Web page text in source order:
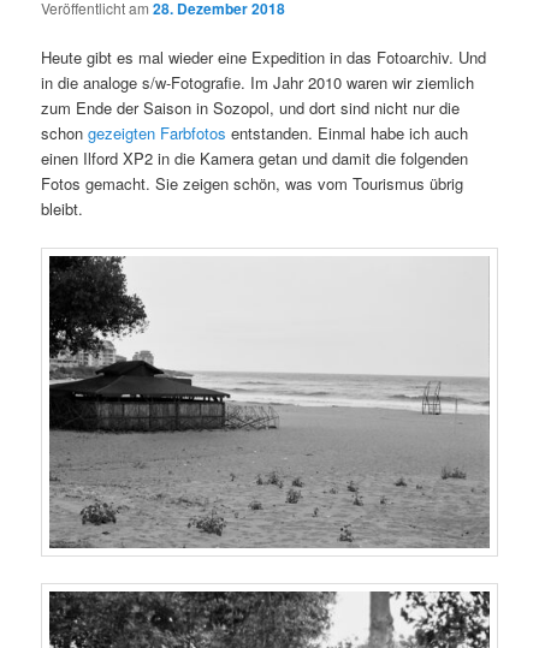
Veröffentlicht am28. Dezember 2018
Heute gibt es mal wieder eine Expedition in das Fotoarchiv. Und
in die analoge s/w-Fotografie. Im Jahr 2010 waren wir ziemlich
zum Ende der Saison in Sozopol, und dort sind nicht nur die
schongezeigten Farbfotos entstanden. Einmal habe ich auch
einen Ilford XP2 in die Kamera getan und damit die folgenden
Fotos gemacht. Sie zeigen schön, was vom Tourismus übrig
bleibt.